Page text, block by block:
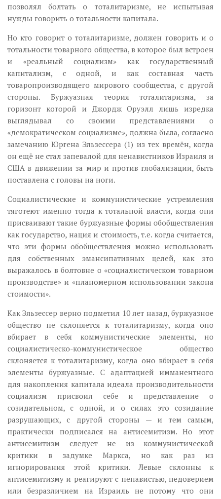
позволял болтать о тоталитаризме, не испытывая
нужды говорить о тотальности капитала.
Но кто говорит о тоталитаризме, должен говорить и о
тотальности товарного общества, в которое был встроен
и «реальный социализм» как государственный
капитализм, с одной, и как составная часть
товаропроизводящего мирового сообщества, с другой
стороны. Буржуазная теория тоталитаризма, за
горизонт которой и Джордж Оруэлл лишь изредка
выглядывал со своими представлениями о
«демократическом социализме», должна была, согласно
замечанию Юргена Эльзессера (1) из тех времён, когда
он ещё не стал запевалой для ненавистников Израиля и
США в движении за мир и против глобализации, быть
поставлена с головы на ноги.
Социалистические и коммунистические устремления
тяготеют именно тогда к тотальной власти, когда они
присваивают такие буржуазные формы обобществления
как государство, нация и стоимость, т.е. когда считается,
что эти формы обобществления можно использовать
для собственных эмансипативных целей, как это
выражалось в болтовне о «социалистическом товарном
производстве» и «планомерном использовании закона
стоимости».
Как Эльзессер верно подметил 10 лет назад, буржуазное
общество не склоняется к тоталитаризму, когда оно
вбирает в себя коммунистические элементы, но
социалистическо-коммунистическое общество
склоняется к тоталитаризму, когда оно вбирает в себя
элементы буржуазные. С адаптацией имманентного
для накопления капитала идеала производительности
социализм присвоил себе и представление о
созидательном, с одной, и о силах это созидание
разрушающих, с другой стороны — и тем самым,
практически подписался на антисемитизм. Но этот
антисемитизм следует не из коммунистической
критики в задумке Маркса, но как раз из
игнорирования этой критики. Левые склонны к
антисемитизму и реагируют с ненавистью, недоверием
или безразличием на Израиль не потому что они